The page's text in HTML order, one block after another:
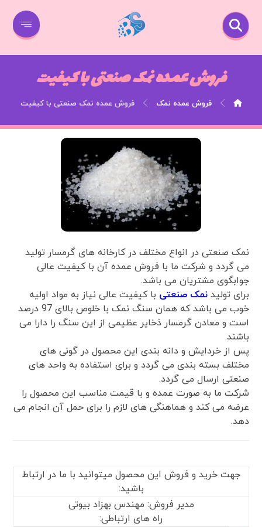
فروش عمده نمک صنعتی با کیفیت
فروش عمده نمک فروش عمده نمک صنعتی با کیفیت
نمک صنعتی در انواع مختلف در کارخانه های گرمسار تولید
می گردد و شرکت ما با فروش عمده آن با کیفیت عالی
جوابگوی مشتریان می باشد.
برای تولیدنمک صنعتی با کیفیت عالی نیاز به مواد اولیه
خوب می باشد که همان سنگ نمک با خلوص بالای 97 درصد
است و معادن گرمسار ذخایر عظیمی از این سنگ را دارا می
باشند.
پس از خردایش و دانه بندی این محصول در گونی های
مختلف بسته بندی می گردد و برای استفاده به واحد های
صنعتی ارسال می گردد.
شرکت ما به صورت عمده و با قیمت مناسب این محصول را
عرضه می کند و هماهنگی های لازم را برای حمل آن انجام می
دهد.
جهت خرید و فروش این محصول میتوانید با ما در ارتباط
باشید:
مدیر فروش: مهندس بهزاد بیوتی
راه های ارتباطی: